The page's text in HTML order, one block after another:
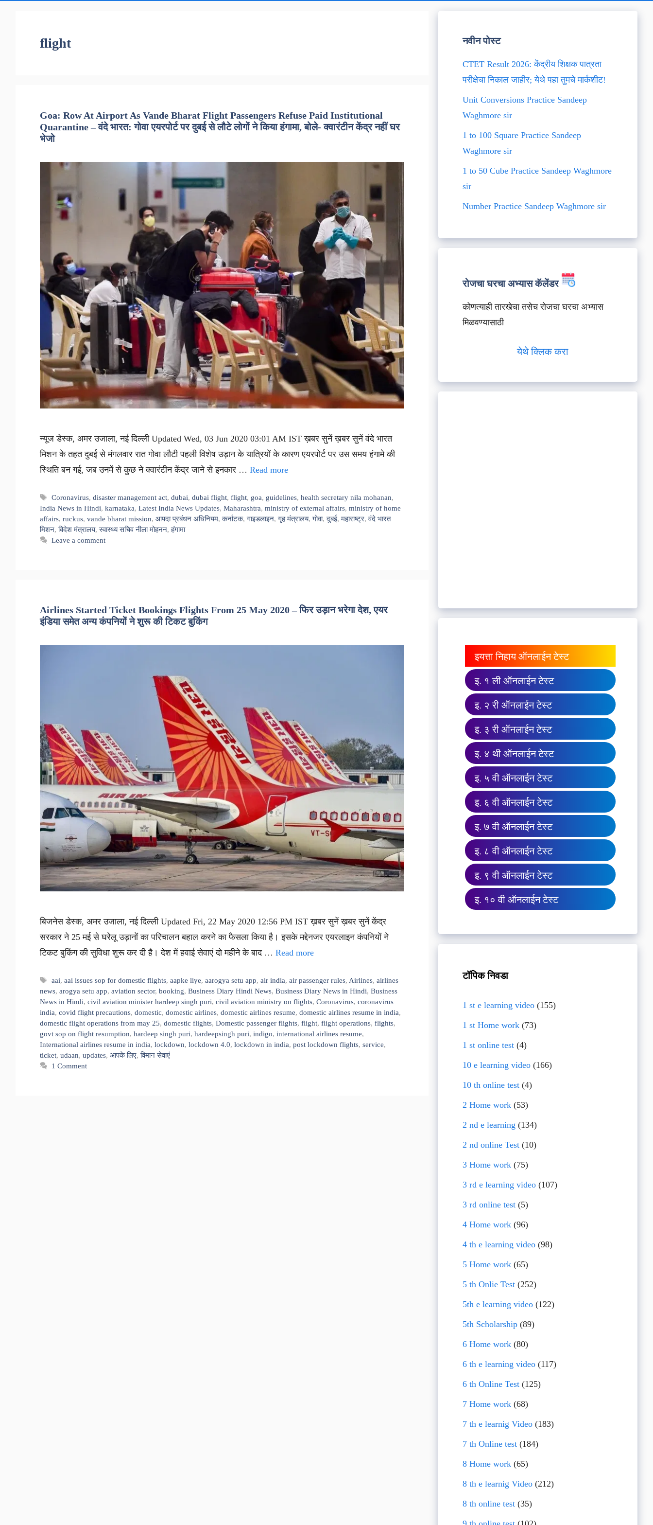
flight
Goa: Row At Airport As Vande Bharat Flight Passengers Refuse Paid Institutional
Quarantine – वंदे भारत: गोवा एयरपोर्ट पर दुबई से लौटे लोगों ने किया हंगामा, बोले- क्वारंटीन केंद्र नहीं घर
भेजो
न्यूज डेस्क, अमर उजाला, नई दिल्ली Updated Wed, 03 Jun 2020 03:01 AM IST ख़बर सुनें ख़बर सुनें वंदे भारत
मिशन के तहत दुबई से मंगलवार रात गोवा लौटी पहली विशेष उड़ान के यात्रियों के कारण एयरपोर्ट पर उस समय हंगामे की
स्थिति बन गई, जब उनमें से कुछ ने क्वारंटीन केंद्र जाने से इनकार … Read more
Tags
Coronavirus,disaster management act,dubai,dubai flight,flight, goa, guidelines,health secretary nila mohanan,
India News in Hindi, karnataka, Latest India News Updates, Maharashtra, ministry of external affairs, ministry of home
affairs, ruckus, vande bharat mission, आपदा प्रबंधन अधिनियम,कर्नाटक,गाइडलाइन,गृह मंत्रालय,गोवा,दुबई,महाराष्ट्र,वंदे भारत
मिशन,विदेश मंत्रालय,स्वास्थ्य सचिव नीला मोहनन,हंगामा
Leave a comment
Airlines Started Ticket Bookings Flights From 25 May 2020 – फिर उड़ान भरेगा देश, एयर
इंडिया समेत अन्य कंपनियों ने शुरू की टिकट बुकिंग
बिजनेस डेस्क, अमर उजाला, नई दिल्ली Updated Fri, 22 May 2020 12:56 PM IST ख़बर सुनें ख़बर सुनें केंद्र
सरकार ने 25 मई से घरेलू उड़ानों का परिचालन बहाल करने का फैसला किया है। इसके मद्देनजर एयरलाइन कंपनियों ने
टिकट बुकिंग की सुविधा शुरू कर दी है। देश में हवाई सेवाएं दो महीने के बाद … Read more
Tags
aai,aai issues sop for domestic flights,aapke liye,aarogya setu app,air india,air passenger rules,Airlines,airlines
news, arogya setu app, aviation sector, booking, Business Diary Hindi News, Business Diary News in Hindi, Business
News in Hindi, civil aviation minister hardeep singh puri, civil aviation ministry on flights, Coronavirus, coronavirus
india, covid flight precautions, domestic, domestic airlines, domestic airlines resume, domestic airlines resume in india,
domestic flight operations from may 25, domestic flights, Domestic passenger flights, flight, flight operations, flights,
govt sop on flight resumption, hardeep singh puri, hardeepsingh puri, indigo, international airlines resume,
International airlines resume in india, lockdown, lockdown 4.0, lockdown in india, post lockdown flights, service,
ticket, udaan, updates, आपके लिए,विमान सेवाएं
1 Comment
नवीन पोस्ट
CTET Result 2026: केंद्रीय शिक्षक पात्रता
परीक्षेचा निकाल जाहीर; येथे पहा तुमचे मार्कशीट!
Unit Conversions Practice Sandeep
Waghmore sir
1 to 100 Square Practice Sandeep
Waghmore sir
1 to 50 Cube Practice Sandeep Waghmore
sir
Number Practice Sandeep Waghmore sir
रोजचा घरचा अभ्यास कॅलेंडर
कोणत्याही तारखेचा तसेच रोजचा घरचा अभ्यास
मिळवण्यासाठी
येथे क्लिक करा
इयत्ता निहाय ऑनलाईन टेस्ट
इ. १ ली ऑनलाईन टेस्ट
इ. २ री ऑनलाईन टेस्ट
इ. ३ री ऑनलाईन टेस्ट
इ. ४ थी ऑनलाईन टेस्ट
इ. ५ वी ऑनलाईन टेस्ट
इ. ६ वी ऑनलाईन टेस्ट
इ. ७ वी ऑनलाईन टेस्ट
इ. ८ वी ऑनलाईन टेस्ट
इ. ९ वी ऑनलाईन टेस्ट
इ. १० वी ऑनलाईन टेस्ट
टॉपिक निवडा
1 st e learning video(155)
1 st Home work(73)
1 st online test(4)
10 e learning video(166)
10 th online test(4)
2 Home work(53)
2 nd e learning (134)
2 nd online Test(10)
3 Home work(75)
3 rd e learning video(107)
3 rd online test(5)
4 Home work(96)
4 th e learning video(98)
5 Home work(65)
5 th Onlie Test(252)
5th e learning video(122)
5th Scholarship(89)
6 Home work(80)
6 th e learning video(117)
6 th Online Test(125)
7 Home work(68)
7 th e learnig Video(183)
7 th Online test(184)
8 Home work(65)
8 th e learnig Video(212)
8 th online test(35)